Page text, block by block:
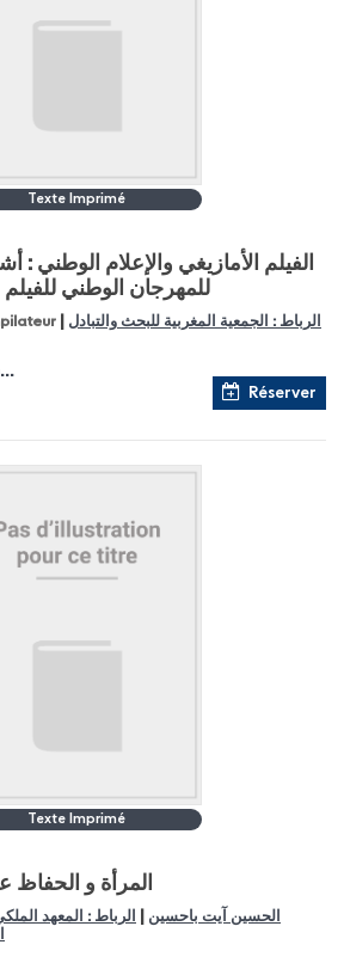
Texte Imprimé
الفيلم الأمازيغي والإعلام الوطني :
للمهرجان الوطني للفيلم
الرباط : الجمعية المغربية للبحث والتبادل
Réserver
Texte Imprimé
المرأة و الحفاظ
الحسين آيت باحسين الرباط : المعهد